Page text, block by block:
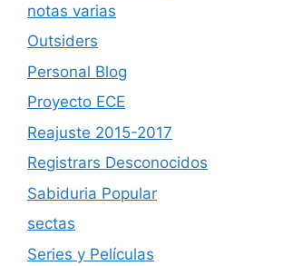
notas varias
Outsiders
Personal Blog
Proyecto ECE
Reajuste 2015-2017
Registrars Desconocidos
Sabiduria Popular
sectas
Series y Películas